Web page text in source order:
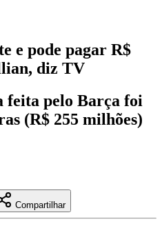
e pode pagar R$
diz TV
feita pelo Barça foi
(R$ 255 milhões)
Compartilhar